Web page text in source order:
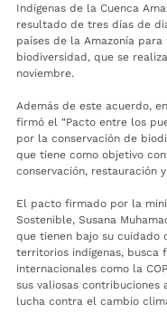
Indígenas de la Cuenca
resultado de tres días de
países de la Amazonía
biodiversidad, que se
noviembre.
Además de este acuerdo,
firmó el “Pacto entre los
por la conservación de
que tiene como objetivo
conservación, restauración
El pacto firmado por la
Sostenible, Susana
que tienen bajo su cuidado
territorios indígenas­, busca
internacionales como la
sus valiosas contribuciones
lucha contra el cambio